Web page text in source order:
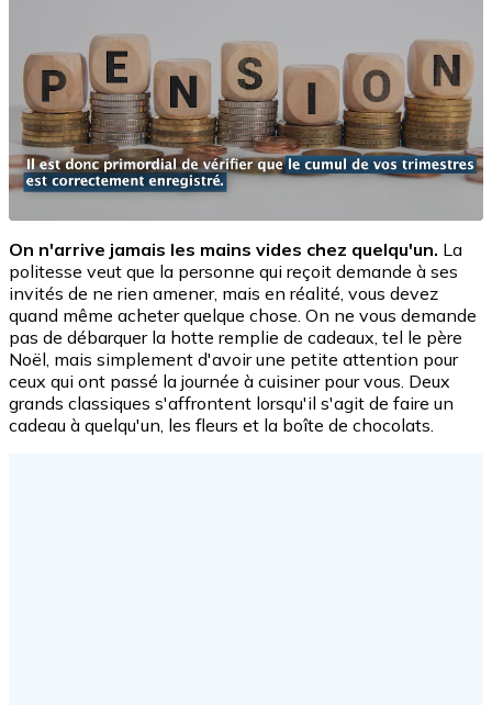
On n'arrive jamais les mains vides chez quelqu'un. La
politesse veut que la personne qui reçoit demande à ses
invités de ne rien amener, mais en réalité, vous devez
quand même acheter quelque chose. On ne vous demande
pas de débarquer la hotte remplie de cadeaux, tel le père
Noël, mais simplement d'avoir une petite attention pour
ceux qui ont passé la journée à cuisiner pour vous. Deux
grands classiques s'affrontent lorsqu'il s'agit de faire un
cadeau à quelqu'un, les fleurs et la boîte de chocolats.